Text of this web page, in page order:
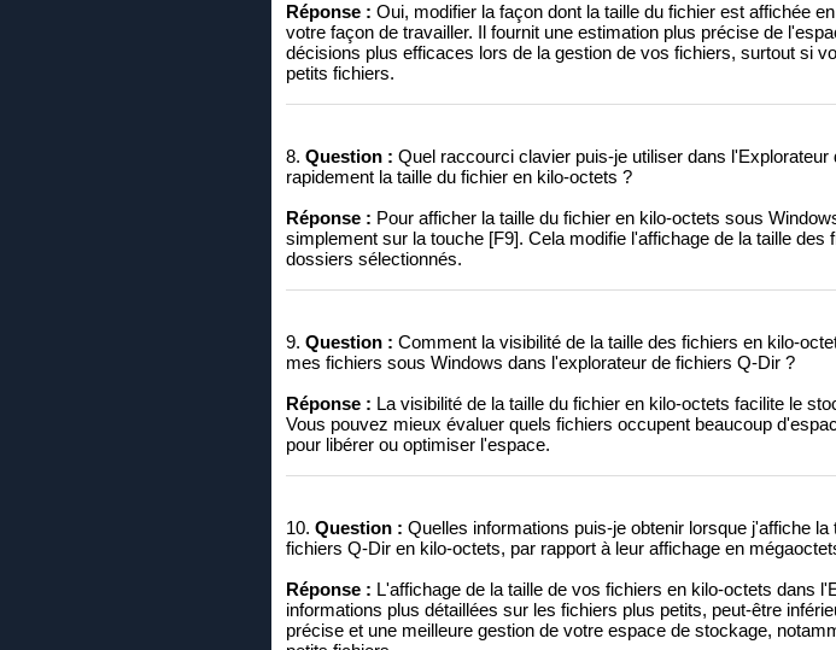
Réponse : Oui, modifier la façon dont la taille du fichier est affichée
votre façon de travailler. Il fournit une estimation plus précise de
décisions plus efficaces lors de la gestion de vos fichiers, surtout si
petits fichiers.
8. Question : Quel raccourci clavier puis-je utiliser dans
rapidement la taille du fichier en kilo-octets ?
Réponse : Pour afficher la taille du fichier en kilo-octets sous
simplement sur la touche [F9]. Cela modifie l'affichage de la taille
dossiers sélectionnés.
9. Question : Comment la visibilité de la taille des fichiers en kilo-
mes fichiers sous Windows dans l'explorateur de fichiers Q-Dir ?
Réponse : La visibilité de la taille du fichier en kilo-octets facilite le
Vous pouvez mieux évaluer quels fichiers occupent beaucoup
pour libérer ou optimiser l'espace.
10. Question : Quelles informations puis-je obtenir lorsque j'affiche
fichiers Q-Dir en kilo-octets, par rapport à leur affichage en
Réponse : L'affichage de la taille de vos fichiers en kilo-octets dans
informations plus détaillées sur les fichiers plus petits, peut-être
précise et une meilleure gestion de votre espace de stockage,